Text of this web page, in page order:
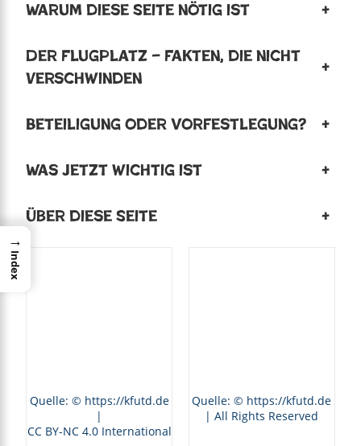
Warum diese Seite nötig ist +
Der Flugplatz – Fakten, die nicht
verschwinden
+
Beteiligung oder Vorfestlegung? +
Was jetzt wichtig ist +
Über diese Seite +
Quelle: © https://kfutd.de
|
CC BY-NC 4.0 International
Quelle: © https://kfutd.de
| All Rights Reserved
→
Index